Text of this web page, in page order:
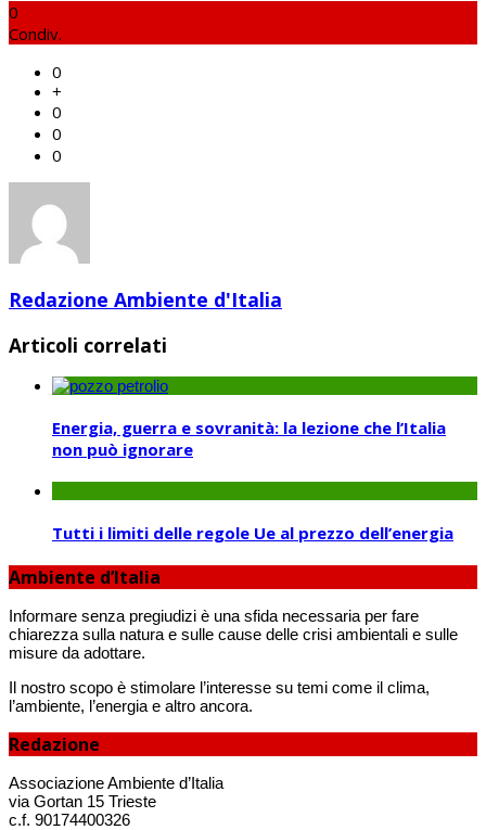
0
Condiv.
0
+
0
0
0
Redazione Ambiente d'Italia
Articoli correlati
Energia, guerra e sovranità: la lezione che l’Italia
non può ignorare
Tutti i limiti delle regole Ue al prezzo dell’energia
Ambiente d’Italia
Informare senza pregiudizi è una sfida necessaria per fare
chiarezza sulla natura e sulle cause delle crisi ambientali e sulle
misure da adottare.
Il nostro scopo è stimolare l’interesse su temi come il clima,
l’ambiente, l’energia e altro ancora.
Redazione
Associazione Ambiente d’Italia
via Gortan 15 Trieste
c.f. 90174400326